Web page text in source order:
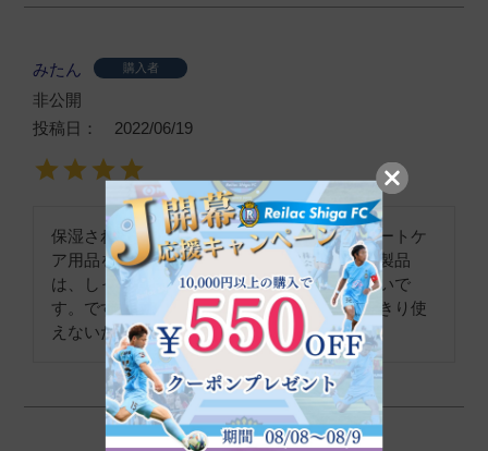
みたん 購入者
非公開
投稿日
2022/06/19
保湿されます。元々乾燥ぎみで、色々デリケートケ
ア用品を使ってみてはいましたが、こちらの製品
は、しっとり落ち着いて使い心地がとても良いで
す。ですが、少しお値段が高めなので思いっきり使
えないためマイナス1の評価です